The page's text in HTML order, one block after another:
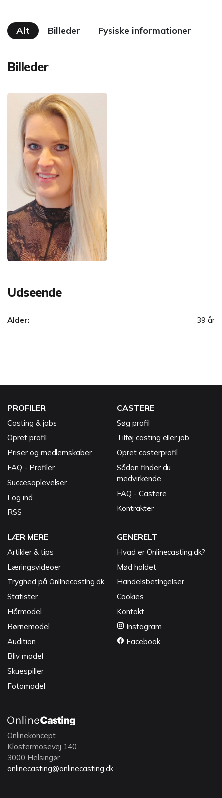
Alt Billeder Fysiske informationer
Billeder
Udseende
Alder: 39 år
PROFILER
Casting & jobs
Opret profil
Priser og medlemskaber
FAQ - Profiler
Succesoplevelser
Log ind
RSS
CASTERE
Søg profil
Tilføj casting eller job
Opret casterprofil
Sådan finder du
medvirkende
FAQ - Castere
Kontrakter
LÆR MERE
Artikler & tips
Læringsvideoer
Tryghed på Onlinecasting.dk
Statister
Hårmodel
Børnemodel
Audition
Bliv model
Skuespiller
Fotomodel
GENERELT
Hvad er Onlinecasting.dk?
Mød holdet
Handelsbetingelser
Cookies
Kontakt
Instagram
Facebook
Onlinekoncept
Klostermosevej 140
3000 Helsingør
onlinecasting@onlinecasting.dk